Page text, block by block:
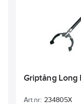
Griptång Long
Art nr: 234805X